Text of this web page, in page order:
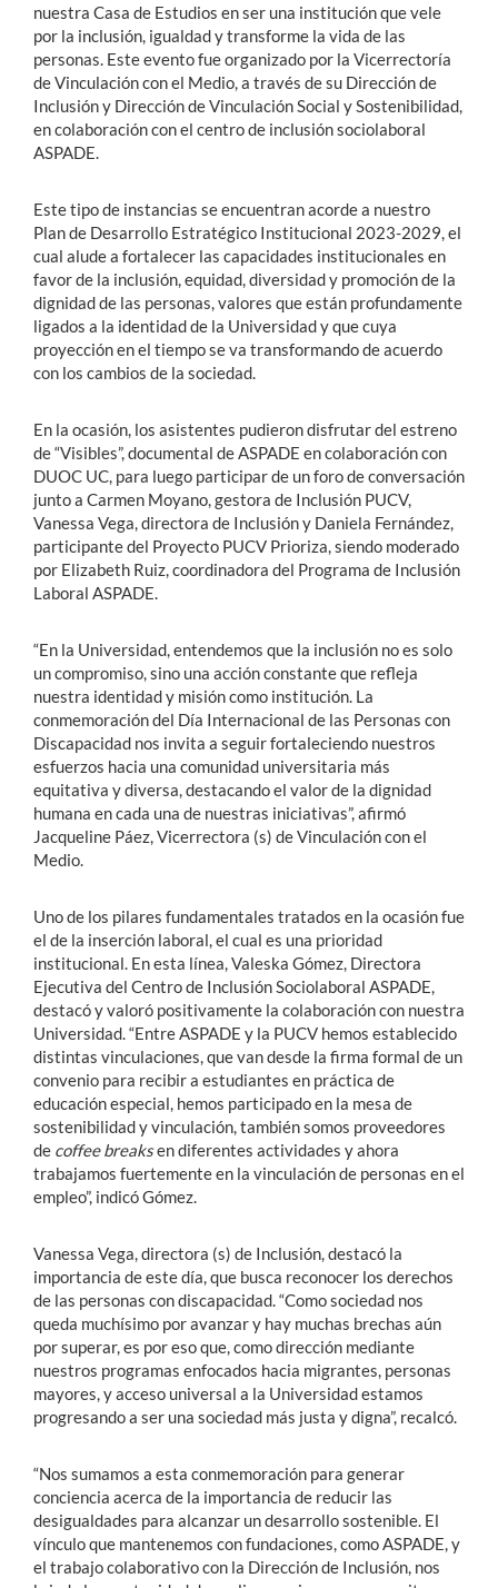
nuestra Casa de Estudios en ser una institución que vele
por la inclusión, igualdad y transforme la vida de las
personas. Este evento fue organizado por la Vicerrectoría
de Vinculación con el Medio, a través de su Dirección de
Inclusión y Dirección de Vinculación Social y Sostenibilidad,
en colaboración con el centro de inclusión sociolaboral
ASPADE.
Este tipo de instancias se encuentran acorde a nuestro
Plan de Desarrollo Estratégico Institucional 2023-2029, el
cual alude a fortalecer las capacidades institucionales en
favor de la inclusión, equidad, diversidad y promoción de la
dignidad de las personas, valores que están profundamente
ligados a la identidad de la Universidad y que cuya
proyección en el tiempo se va transformando de acuerdo
con los cambios de la sociedad.
En la ocasión, los asistentes pudieron disfrutar del estreno
de “Visibles”, documental de ASPADE en colaboración con
DUOC UC, para luego participar de un foro de conversación
junto a Carmen Moyano, gestora de Inclusión PUCV,
Vanessa Vega, directora de Inclusión y Daniela Fernández,
participante del Proyecto PUCV Prioriza, siendo moderado
por Elizabeth Ruiz, coordinadora del Programa de Inclusión
Laboral ASPADE.
“En la Universidad, entendemos que la inclusión no es solo
un compromiso, sino una acción constante que refleja
nuestra identidad y misión como institución. La
conmemoración del Día Internacional de las Personas con
Discapacidad nos invita a seguir fortaleciendo nuestros
esfuerzos hacia una comunidad universitaria más
equitativa y diversa, destacando el valor de la dignidad
humana en cada una de nuestras iniciativas”, afirmó
Jacqueline Páez, Vicerrectora (s) de Vinculación con el
Medio.
Uno de los pilares fundamentales tratados en la ocasión fue
el de la inserción laboral, el cual es una prioridad
institucional. En esta línea, Valeska Gómez, Directora
Ejecutiva del Centro de Inclusión Sociolaboral ASPADE,
destacó y valoró positivamente la colaboración con nuestra
Universidad. “Entre ASPADE y la PUCV hemos establecido
distintas vinculaciones, que van desde la firma formal de un
convenio para recibir a estudiantes en práctica de
educación especial, hemos participado en la mesa de
sostenibilidad y vinculación, también somos proveedores
de coffee breaksen diferentes actividades y ahora
trabajamos fuertemente en la vinculación de personas en el
empleo”, indicó Gómez.
Vanessa Vega, directora (s) de Inclusión, destacó la
importancia de este día, que busca reconocer los derechos
de las personas con discapacidad. “Como sociedad nos
queda muchísimo por avanzar y hay muchas brechas aún
por superar, es por eso que, como dirección mediante
nuestros programas enfocados hacia migrantes, personas
mayores, y acceso universal a la Universidad estamos
progresando a ser una sociedad más justa y digna”, recalcó.
“Nos sumamos a esta conmemoración para generar
conciencia acerca de la importancia de reducir las
desigualdades para alcanzar un desarrollo sostenible. El
vínculo que mantenemos con fundaciones, como ASPADE, y
el trabajo colaborativo con la Dirección de Inclusión, nos